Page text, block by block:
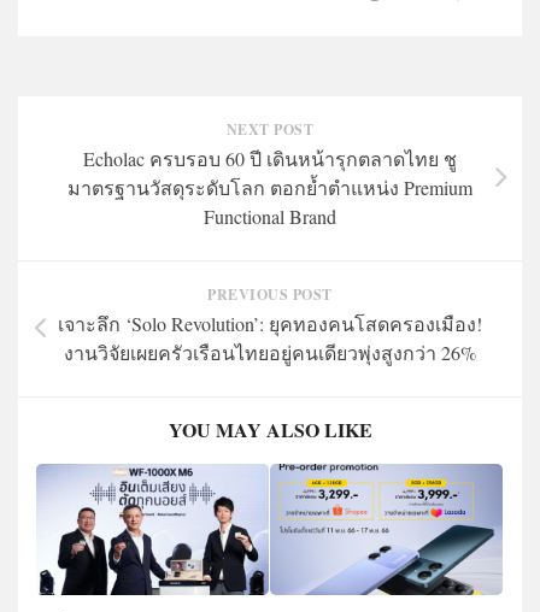
NEXT POST
Echolac ครบรอบ 60 ปี เดินหน้ารุกตลาดไทย ชู
มาตรฐานวัสดุระดับโลก ตอกย้ำตำแหน่ง Premium
Functional Brand
PREVIOUS POST
เจาะลึก ‘Solo Revolution’: ยุคทองคนโสดครองเมือง!
งานวิจัยเผยครัวเรือนไทยอยู่คนเดียวพุ่งสูงกว่า 26%
YOU MAY ALSO LIKE